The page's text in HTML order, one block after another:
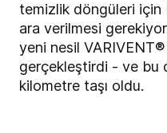
temizlik döngüleri
ara verilmesi
yeni nesil VARIVENT®
gerçekleştirdi - ve bu
kilometre taşı oldu.